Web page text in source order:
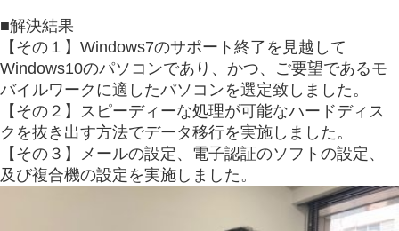
■解決結果
【その１】Windows7のサポート終了を見越して
Windows10のパソコンであり、かつ、ご要望であるモ
バイルワークに適したパソコンを選定致しました。
【その２】スピーディーな処理が可能なハードディス
クを抜き出す方法でデータ移行を実施しました。
【その３】メールの設定、電子認証のソフトの設定、
及び複合機の設定を実施しました。